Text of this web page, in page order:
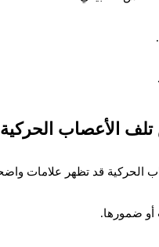
الأعصاب الحركية
الحركية قد تظهر علامات
ضمورها.